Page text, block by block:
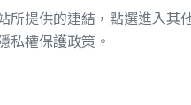
提供的連結，點選進入其
私權保護政策。